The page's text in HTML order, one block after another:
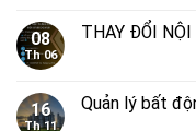
08
Th 06
THAY ĐỔI NỘI
16
Th 11
Quản lý bất